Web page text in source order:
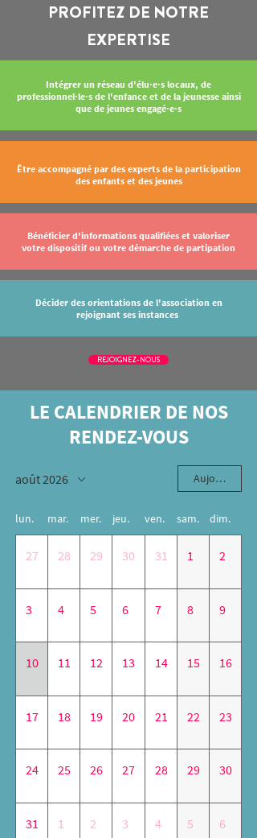
PROFITEZ DE NOTRE
EXPERTISE
​Intégrer un réseau d'élu·e·s locaux, de
professionnel·le·s de l'enfance et de la jeunesse ainsi
que de jeunes engagé·e·s
​Être accompagné par des experts de la participation
des enfants et des jeunes
​Bénéficier d'informations qualifiées et valoriser
votre dispositif ou votre démarche de partipation
Décider des orientations de l'association en
rejoignant ses instances
REJOIGNEZ-NOUS
LE CALENDRIER DE NOS
RENDEZ-VOUS
août 2026 Aujourd'hui
lun. mar. mer. jeu. ven. sam. dim.
27 28 29 30 31 1 2
3 4 5 6 7 8 9
10 11 12 13 14 15 16
17 18 19 20 21 22 23
24 25 26 27 28 29 30
31 1 2 3 4 5 6